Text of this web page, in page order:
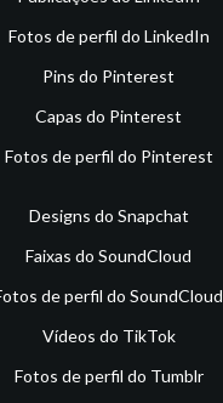
Fotos de perfil do LinkedIn
Pins do Pinterest
Capas do Pinterest
Fotos de perfil do Pinterest
Designs do Snapchat
Faixas do SoundCloud
de perfil do SoundCloud
Vídeos do TikTok
Fotos de perfil do Tumblr